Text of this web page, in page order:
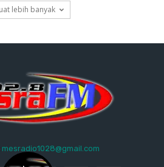
lebih banyak
mesradio1028@gmail.com